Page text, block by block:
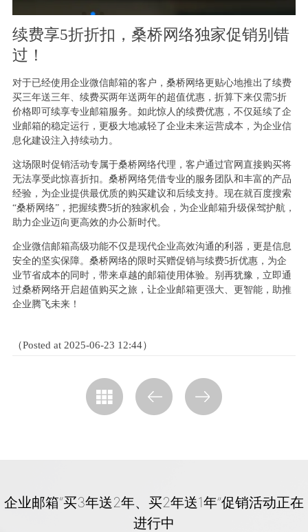
续费享5折折扣，桑桥网络独家促销别错
过！
对于已经使用企业微信邮箱的客户，桑桥网络更贴心地推出了续费
买三年送三年、续费买两年送两年的超值优惠，折算下来仅需5折
价格即可续享专业邮箱服务。如此惊人的续费优惠，不仅延续了企
业邮箱的稳定运行，更极大地减轻了企业未来运营成本，为企业信
息化建设注入持续动力。
这场限时促销活动专属于桑桥网络代理，客户通过官网直接购买将
无法享受此惊喜折扣。桑桥网络凭借专业的服务团队和丰富的产品
经验，为企业提供最优质的购买建议和后续支持。现在就百度搜索
“桑桥网络”，把握续费5折的独家机会，为企业邮箱升级保驾护航，
助力企业迈向更高效的办公新时代。
企业微信邮箱高级功能不仅是现代企业高效沟通的利器，更是信息
安全的坚实保障。桑桥网络的限时买赠促销与续费5折优惠，为企
业节省成本的同时，带来卓越的邮箱使用体验。别再犹豫，立即通
过桑桥网络开启超值购买之旅，让企业邮箱更强大、更智能，助推
企业腾飞未来！
（Posted at 2025-06-23 12:44）
企业邮箱“买3年送2年、买2年送1年”促销活动正在
进行中